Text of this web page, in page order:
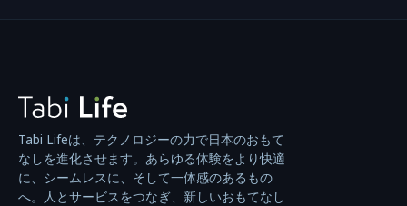
Tabi Lifeは、テクノロジーの力で日本のおもて
なしを進化させます。あらゆる体験をより快適
に、シームレスに、そして一体感のあるもの
へ。人とサービスをつなぎ、新しいおもてなし